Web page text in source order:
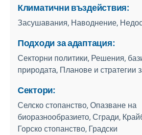
Климатични въздействия:
Засушавания, Наводнение,
Подходи за адаптация:
Секторни политики, Решения,
природата, Планове и стратегии
Сектори:
Селско стопанство, Опазване на
биоразнообразието, Сгради,
Горско стопанство, Градски